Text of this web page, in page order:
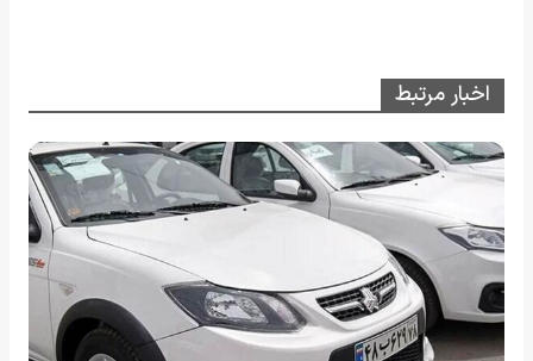
اخبار مرتبط